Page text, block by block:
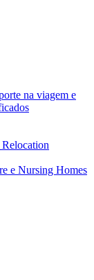
na viagem e
e Nursing Homes